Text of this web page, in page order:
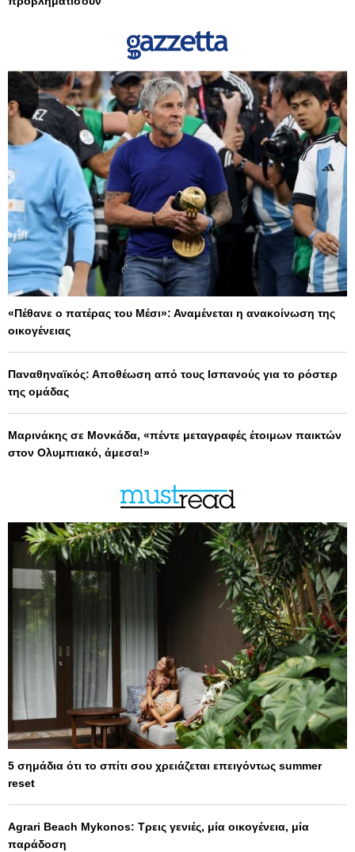
«Πέθανε ο πατέρας του Μέσι»: Αναμένεται η ανακοίνωση της
οικογένειας
Παναθηναϊκός: Αποθέωση από τους Ισπανούς για το ρόστερ
της ομάδας
Μαρινάκης σε Μονκάδα, «πέντε μεταγραφές έτοιμων παικτών
στον Ολυμπιακό, άμεσα!»
5 σημάδια ότι το σπίτι σου χρειάζεται επειγόντως summer
reset
Agrari Beach Mykonos: Τρεις γενιές, μία οικογένεια, μία
παράδοση